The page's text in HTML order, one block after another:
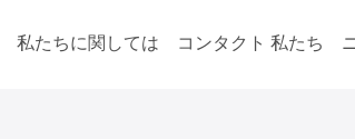
私たちに関しては コンタクト 私たち